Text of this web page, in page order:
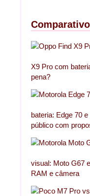
X9 Pro com
pena?
bateria: Edge 70
público com
visual: Moto G67
RAM e câmera